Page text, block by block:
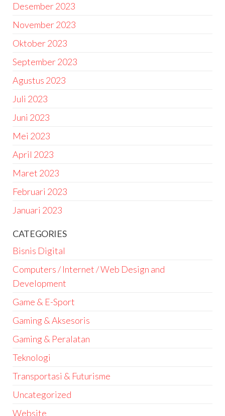
Desember 2023
November 2023
Oktober 2023
September 2023
Agustus 2023
Juli 2023
Juni 2023
Mei 2023
April 2023
Maret 2023
Februari 2023
Januari 2023
CATEGORIES
Bisnis Digital
Computers / Internet / Web Design and
Development
Game & E-Sport
Gaming & Aksesoris
Gaming & Peralatan
Teknologi
Transportasi & Futurisme
Uncategorized
Website